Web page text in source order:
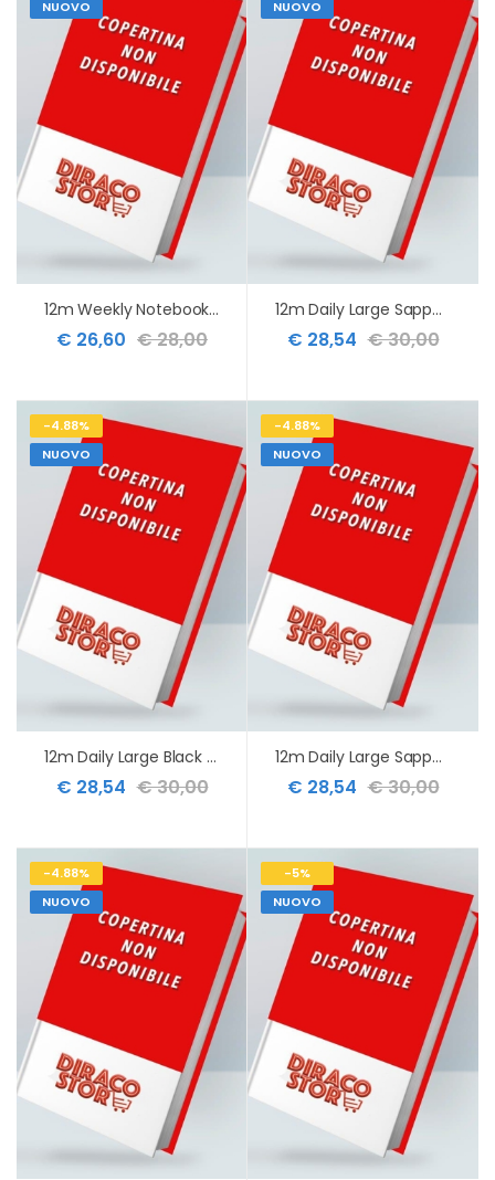
NUOVO
12m Weekly Notebook Large Sage Green Hard 2027
€ 26,60 € 28,00
NUOVO
12m Daily Large Sapphire Blue Hard 2027
€ 28,54 € 30,00
-4.88%
NUOVO
12m Daily Large Black Hard 2027
€ 28,54 € 30,00
-4.88%
NUOVO
12m Daily Large Sapphire Red Hard 2027
€ 28,54 € 30,00
-4.88%
NUOVO
-5%
NUOVO